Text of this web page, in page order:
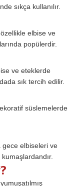
sıkça kullanılır.
elbise ve
popülerdir.
ve eteklerde
sık tercih edilir.
süslemelerde
gece elbiseleri ve